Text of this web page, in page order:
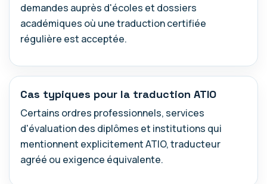
demandes auprès d'écoles et dossiers
académiques où une traduction certifiée
régulière est acceptée.
Cas typiques pour la traduction ATIO
Certains ordres professionnels, services
d'évaluation des diplômes et institutions qui
mentionnent explicitement ATIO, traducteur
agréé ou exigence équivalente.